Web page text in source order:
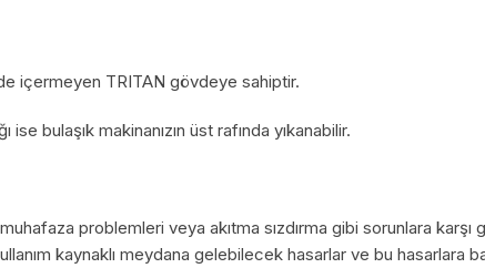
içermeyen TRITAN gövdeye sahiptir.
bulaşık makinanızın üst rafında yıkanabilir.
problemleri veya akıtma sızdırma gibi sorunlara karşı
kaynaklı meydana gelebilecek hasarlar ve bu hasarlara